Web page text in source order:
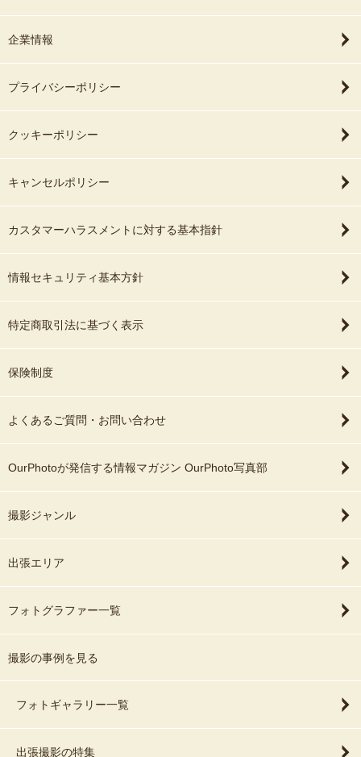
企業情報
プライバシーポリシー
クッキーポリシー
キャンセルポリシー
カスタマーハラスメントに対する基本指針
情報セキュリティ基本方針
特定商取引法に基づく表示
保険制度
よくあるご質問・お問い合わせ
OurPhotoが発信する情報マガジン OurPhoto写真部
撮影ジャンル
出張エリア
フォトグラファー一覧
撮影の事例を見る
フォトギャラリー一覧
出張撮影の特集